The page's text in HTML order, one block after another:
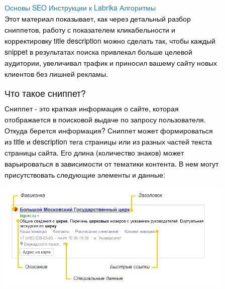
Основы SEO Инструкции к Labrika Алгоритмы
Этот материал показывает, как через детальный разбор
сниппетов, работу с показателем кликабельности и
корректировку title description можно сделать так, чтобы каждый
snippet в результатах поиска привлекал больше целевой
аудитории, увеличивал трафик и приносил вашему сайту новых
клиентов без лишней рекламы.
Что такое сниппет?
Сниппет - это краткая информация о сайте, которая
отображается в поисковой выдаче по запросу пользователя.
Откуда берется информация? Сниппет может формироваться
из title и description тега страницы или из разных частей текста
страницы сайта. Его длина (количество знаков) может
варьироваться в зависимости от тематики контента. В нем могут
присутствовать следующие элементы и данные: